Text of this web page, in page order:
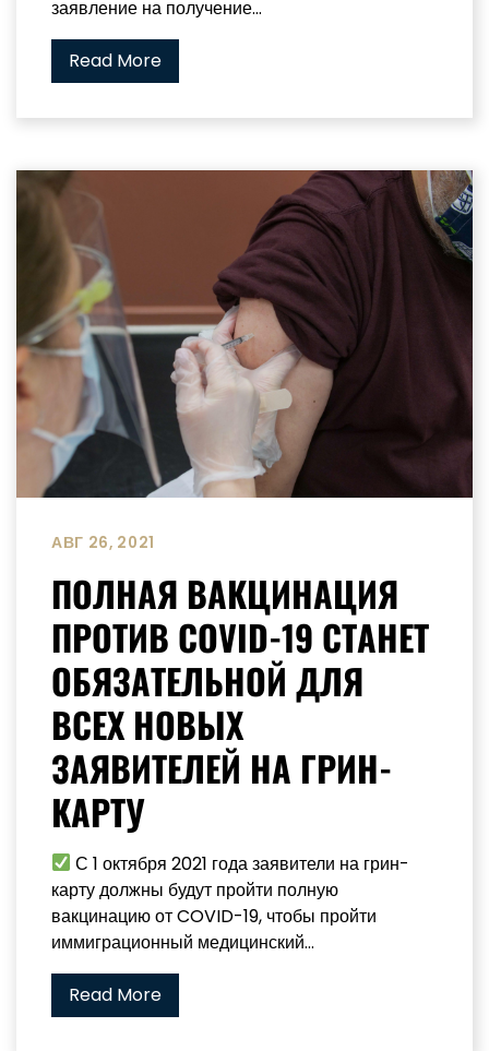
заявление на получение...
Read More
АВГ 26, 2021
ПОЛНАЯ ВАКЦИНАЦИЯ
ПРОТИВ COVID-19 СТАНЕТ
ОБЯЗАТЕЛЬНОЙ ДЛЯ
ВСЕХ НОВЫХ
ЗАЯВИТЕЛЕЙ НА ГРИН-
КАРТУ
С 1 октября 2021 года заявители на грин-
карту должны будут пройти полную
вакцинацию от COVID-19, чтобы пройти
иммиграционный медицинский...
Read More